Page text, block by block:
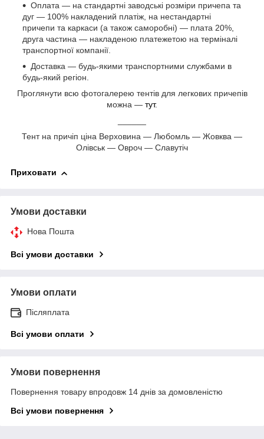
Оплата — на стандартні заводські розміри причепа та
дуг — 100% накладений платіж, на нестандартні
причепи та каркаси (а також саморобні) — плата 20%,
друга частина — накладеною платежетою на терміналі
транспортної компанії.
Доставка — будь-якими транспортними службами в
будь-який регіон.
Проглянути всю фотогалерею тентів для легкових причепів
можна — тут.
Тент на причіп ціна Верховина — Любомль — Жовква —
Олівськ — Овроч — Славутіч
Приховати
Умови доставки
Нова Пошта
Всі умови доставки
Умови оплати
Післяплата
Всі умови оплати
Умови повернення
Повернення товару впродовж 14 днів за домовленістю
Всі умови повернення